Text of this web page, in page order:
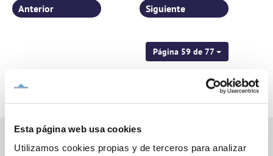
Esta página web usa cookies
Utilizamos cookies propias y de terceros para analizar
Página 59 de 77
Anterior Siguiente